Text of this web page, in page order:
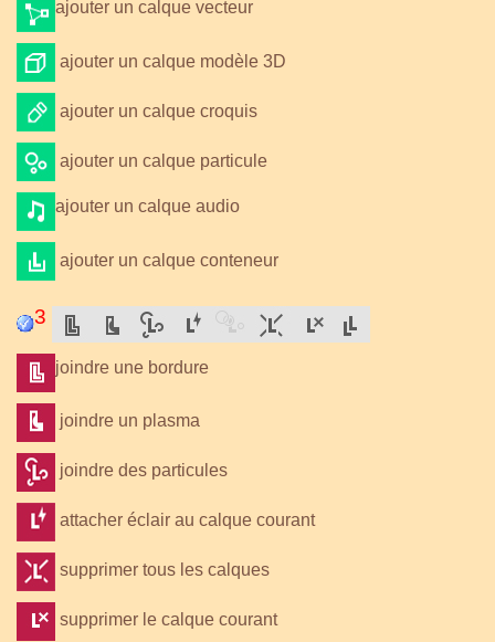
ajouter un calque vecteur
ajouter un calque modèle 3D
ajouter un calque croquis
ajouter un calque particule
ajouter un calque audio
ajouter un calque conteneur
3
joindre une bordure
joindre un plasma
joindre des particules
attacher éclair au calque courant
supprimer tous les calques
supprimer le calque courant